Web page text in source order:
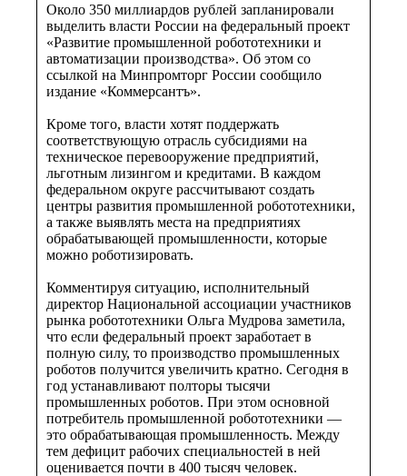
Около 350 миллиардов рублей запланировали
выделить власти России на федеральный проект
«Развитие промышленной робототехники и
автоматизации производства». Об этом со
ссылкой на Минпромторг России сообщило
издание «Коммерсантъ».
Кроме того, власти хотят поддержать
соответствующую отрасль субсидиями на
техническое перевооружение предприятий,
льготным лизингом и кредитами. В каждом
федеральном округе рассчитывают создать
центры развития промышленной робототехники,
а также выявлять места на предприятиях
обрабатывающей промышленности, которые
можно роботизировать.
Комментируя ситуацию, исполнительный
директор Национальной ассоциации участников
рынка робототехники Ольга Мудрова заметила,
что если федеральный проект заработает в
полную силу, то производство промышленных
роботов получится увеличить кратно. Сегодня в
год устанавливают полторы тысячи
промышленных роботов. При этом основной
потребитель промышленной робототехники —
это обрабатывающая промышленность. Между
тем дефицит рабочих специальностей в ней
оценивается почти в 400 тысяч человек.